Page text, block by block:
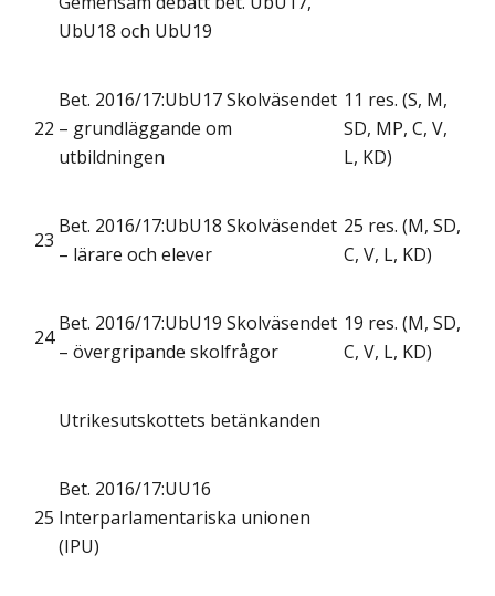
UbU18 och UbU19
22
Bet. 2016/17:UbU17 Skolväsendet
– grundläggande om
utbildningen
11 res. (S, M,
SD, MP, C, V,
L, KD)
23
Bet. 2016/17:UbU18 Skolväsendet
– lärare och elever
25 res. (M, SD,
C, V, L, KD)
24
Bet. 2016/17:UbU19 Skolväsendet
– övergripande skolfrågor
19 res. (M, SD,
C, V, L, KD)
Utrikesutskottets betänkanden
25
Bet. 2016/17:UU16
Interparlamentariska unionen
(IPU)